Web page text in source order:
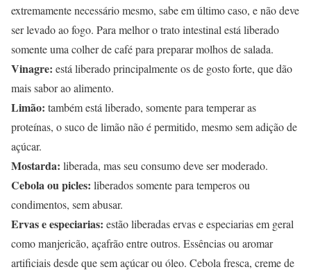
extremamente necessário mesmo, sabe em último caso, e não deve
ser levado ao fogo. Para melhor o trato intestinal está liberado
somente uma colher de café para preparar molhos de salada.
Vinagre: está liberado principalmente os de gosto forte, que dão
mais sabor ao alimento.
Limão: também está liberado, somente para temperar as
proteínas, o suco de limão não é permitido, mesmo sem adição de
açúcar.
Mostarda: liberada, mas seu consumo deve ser moderado.
Cebola ou picles: liberados somente para temperos ou
condimentos, sem abusar.
Ervas e especiarias: estão liberadas ervas e especiarias em geral
como manjericão, açafrão entre outros. Essências ou aromar
artificiais desde que sem açúcar ou óleo. Cebola fresca, creme de